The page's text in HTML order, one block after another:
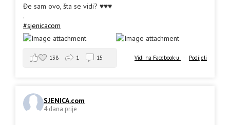
Đe sam ovo, šta se vidi? ♥️♥️♥️
.
#sjenicacom
Vidi na Facebook-u · Podijeli
138 1 15
SJENICA.com
4 dana prije